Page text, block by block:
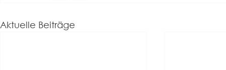
Aktuelle Beiträge